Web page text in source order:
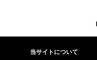
当サイトについて